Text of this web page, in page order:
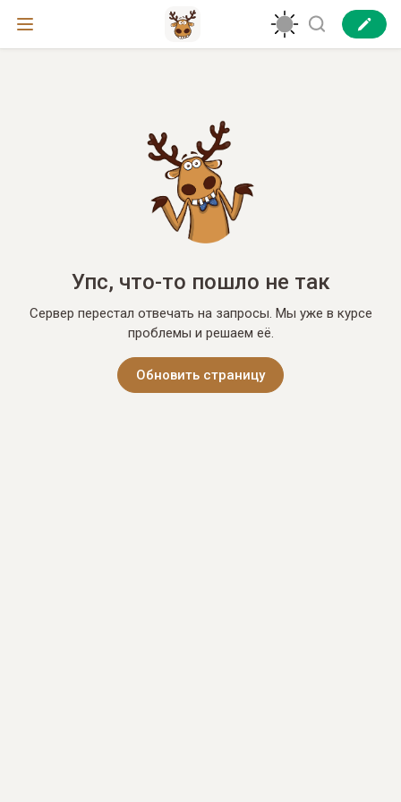
Упс, что-то пошло не так
Сервер перестал отвечать на запросы. Мы уже в курсе
проблемы и решаем её.
Обновить страницу